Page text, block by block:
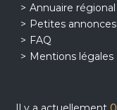
Annuaire régional
Petites annonces
FAQ
Mentions légales